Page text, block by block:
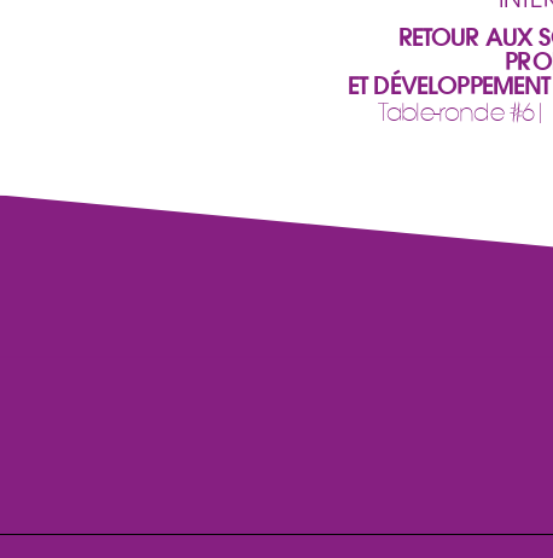
RETOUR AUX
ET
Table-ronde #6|